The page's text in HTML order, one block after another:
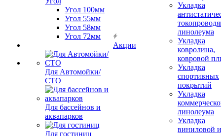
Угол 100мм
Угол 55мм
Угол 58мм
Угол 72мм
Для Автомойки/
СТО
Для бассейнов и
аквапарков
Для гостиниц
Акции
Укладка
линолеума
Укладка
ковролина,
ковровой
Укладка
спортивных
покрытий
Укладка
линолеума
Укладка
виниловой и